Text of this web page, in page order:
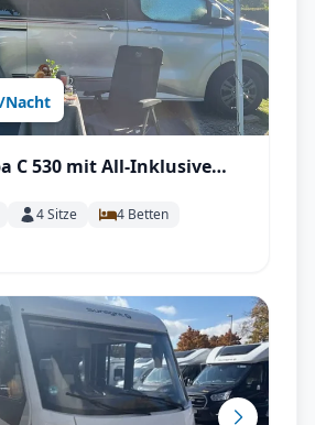
/Nacht
C 530 mit All-Inklusive
Aufstelldach
4Sitze 4 Betten